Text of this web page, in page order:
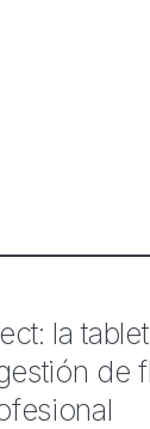
la
de